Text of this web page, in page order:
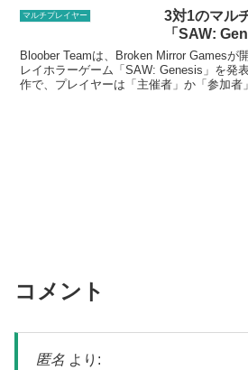
マルチプレイヤー
3対1のマル
「SAW:
Bloober Teamは、Broken Mirror Gamesが
レイホラーゲーム「SAW: Genesis」を発
作で、プレイヤーは「主催者」か「参加者
コメント
匿名 より: